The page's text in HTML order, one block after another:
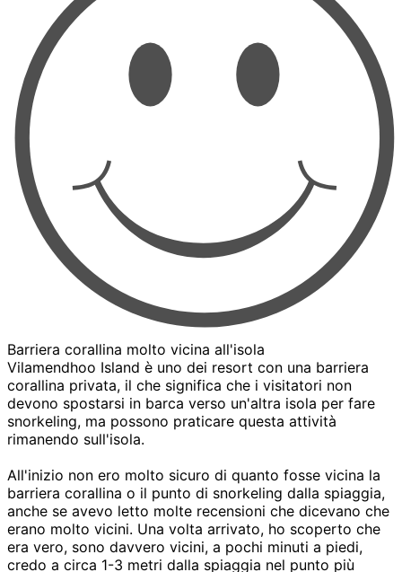
Barriera corallina molto vicina all'isola
Vilamendhoo Island è uno dei resort con una barriera
corallina privata, il che significa che i visitatori non
devono spostarsi in barca verso un'altra isola per fare
snorkeling, ma possono praticare questa attività
rimanendo sull'isola.
All'inizio non ero molto sicuro di quanto fosse vicina la
barriera corallina o il punto di snorkeling dalla spiaggia,
anche se avevo letto molte recensioni che dicevano che
erano molto vicini. Una volta arrivato, ho scoperto che
era vero, sono davvero vicini, a pochi minuti a piedi,
credo a circa 1-3 metri dalla spiaggia nel punto più